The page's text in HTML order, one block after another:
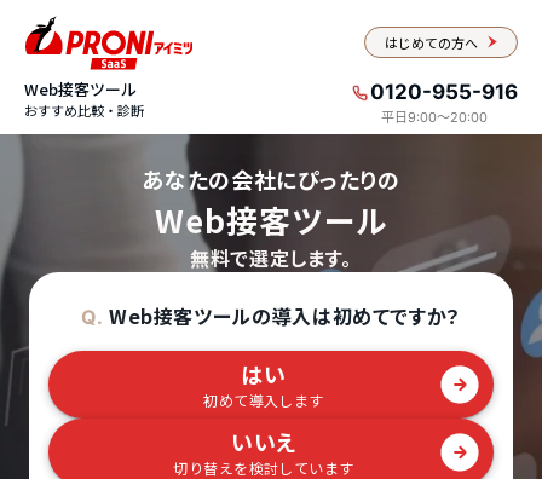
はじめての方へ
Web接客ツール
おすすめ比較・診断
0120-955-916
平日9:00〜20:00
あなたの会社にぴったりの
Web接客ツール
無料で選定します。
Q. Web接客ツールの導入は初めてですか？
はい
初めて導入します
いいえ
切り替えを検討しています